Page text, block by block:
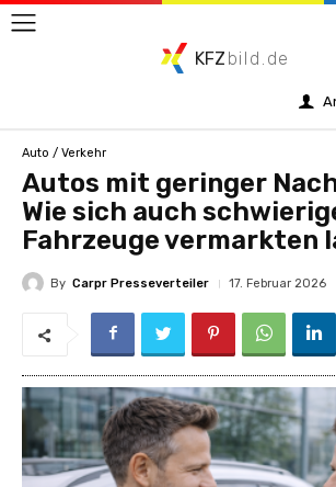
KFZ bild.de
Auto / Verkehr
Autos mit geringer
Wie sich auch
Fahrzeuge vermarkten
By Carpr Presseverteiler 17. Februar 2026